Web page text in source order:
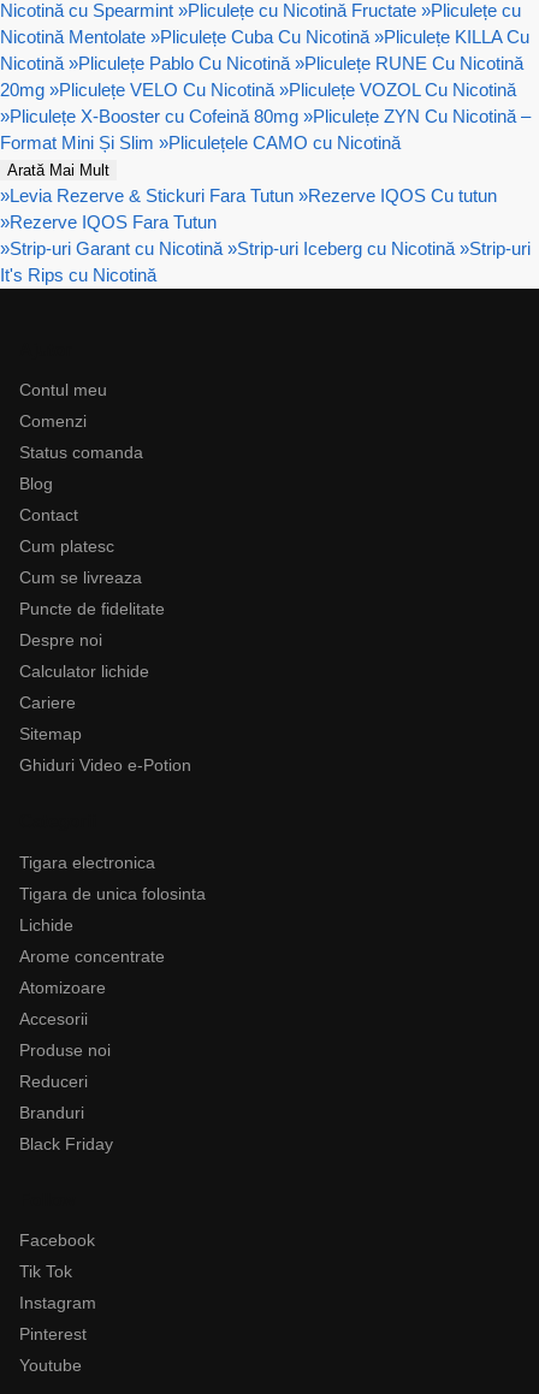
Nicotină cu Spearmint »Pliculețe cu Nicotină Fructate »Pliculețe cu
Nicotină Mentolate »Pliculețe Cuba Cu Nicotină »Pliculețe KILLA Cu
Nicotină »Pliculețe Pablo Cu Nicotină »Pliculețe RUNE Cu Nicotină
20mg »Pliculețe VELO Cu Nicotină »Pliculețe VOZOL Cu Nicotină
»Pliculețe X-Booster cu Cofeină 80mg »Pliculețe ZYN Cu Nicotină –
Format Mini Și Slim »Pliculețele CAMO cu Nicotină
Arată Mai Mult
»Levia Rezerve & Stickuri Fara Tutun »Rezerve IQOS Cu tutun
»Rezerve IQOS Fara Tutun
»Strip-uri Garant cu Nicotină »Strip-uri Iceberg cu Nicotină »Strip-uri
It's Rips cu Nicotină
Contul meu
Comenzi
Status comanda
Blog
Contact
Cum platesc
Cum se livreaza
Puncte de fidelitate
Despre noi
Calculator lichide
Cariere
Sitemap
Ghiduri Video e-Potion
Tigara electronica
Tigara de unica folosinta
Lichide
Arome concentrate
Atomizoare
Accesorii
Produse noi
Reduceri
Branduri
Black Friday
Facebook
Tik Tok
Instagram
Pinterest
Youtube